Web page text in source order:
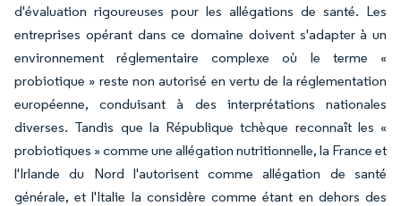
d'évaluation rigoureuses pour les allégations de santé. Les
entreprises opérant dans ce domaine doivent s'adapter à un
environnement réglementaire complexe où le terme «
probiotique » reste non autorisé en vertu de la réglementation
européenne, conduisant à des interprétations nationales
diverses. Tandis que la République tchèque reconnaît les «
probiotiques » comme une allégation nutritionnelle, la France et
l'Irlande du Nord l'autorisent comme allégation de santé
générale, et l'Italie la considère comme étant en dehors des